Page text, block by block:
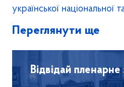
української національної
Переглянути ще
Відвідай пленарне